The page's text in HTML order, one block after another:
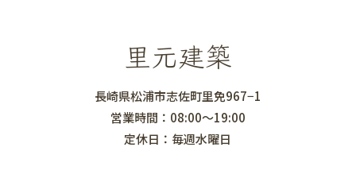
里元建築
長崎県松浦市志佐町里免967−1
営業時間：08:00～19:00
定休日：毎週水曜日